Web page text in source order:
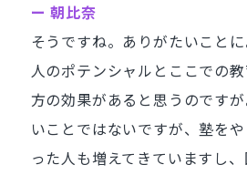
ー 朝比奈
そうですね。ありがたいこと
人のポテンシャルとここでの
方の効果があると思うのです
いことではないですが、塾を
った人も増えてきていますし